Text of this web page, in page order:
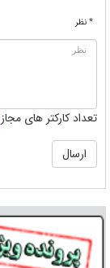
* نظر
تعداد کارکتر های مجاز